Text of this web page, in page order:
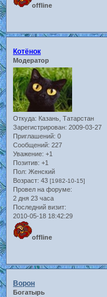
offline
Котёнок
Модератор
Откуда: Казань, Татарстан
Зарегистрирован: 2009-03-27
Приглашений: 0
Сообщений: 227
Уважение: +1
Позитив: +1
Пол: Женский
Возраст: 43 [1982-10-15]
Провел на форуме:
2 дня 23 часа
Последний визит:
2010-05-18 18:42:29
offline
Ворон
Богатырь